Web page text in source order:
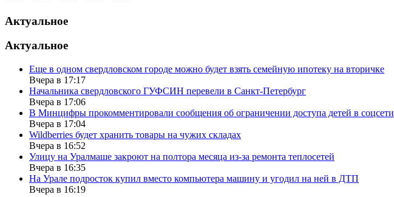
Актуальное
Актуальное
Еще в одном свердловском городе можно будет взять семейную ипотеку на вторичке
Вчера в 17:17
Начальника свердловского ГУФСИН перевели в Санкт-Петербург
Вчера в 17:06
В Минцифры прокомментировали сообщения об ограничении доступа детей в соцсети
Вчера в 17:04
Wildberries будет хранить товары на чужих складах
Вчера в 16:52
Улицу на Уралмаше закроют на полтора месяца из-за ремонта теплосетей
Вчера в 16:35
На Урале подросток купил вместо компьютера машину и угодил на ней в ДТП
Вчера в 16:19